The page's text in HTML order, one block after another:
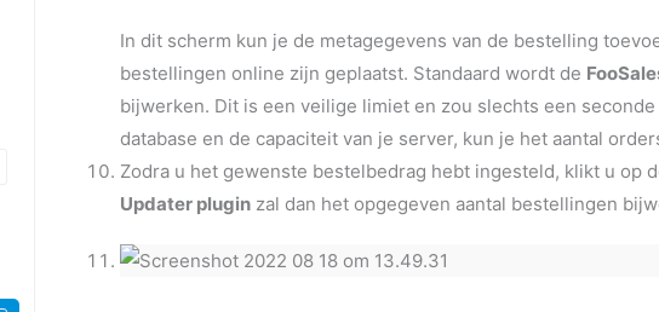
In dit scherm kun je de metagegevens van de bestelling
bestellingen online zijn geplaatst. Standaard wordt de
bijwerken. Dit is een veilige limiet en zou slechts een
database en de capaciteit van je server, kun je het aantal
Zodra u het gewenste bestelbedrag hebt ingesteld, klikt u op
Updater plugin zal dan het opgegeven aantal bestellingen